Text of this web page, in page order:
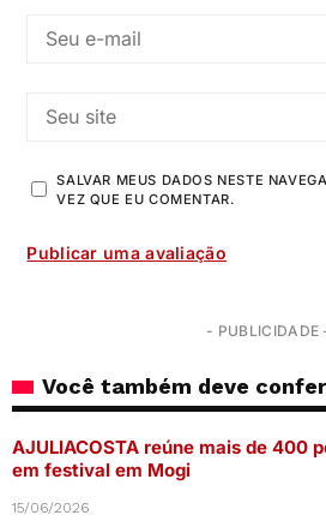
SALVAR MEUS DADOS NESTE
VEZ QUE EU COMENTAR.
- PUBLICIDADE
Você também deve
AJULIACOSTA reúne mais de 400
em festival em Mogi
15/06/2026